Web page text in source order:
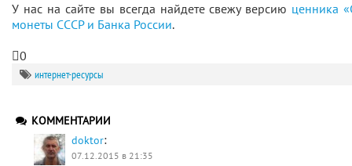
У нас на сайте вы всегда найдете свежу версию ценника
монеты СССР и Банка России.
0
интернет-ресурсы
КОММЕНТАРИИ
doktor:
07.12.2015 в 21:35